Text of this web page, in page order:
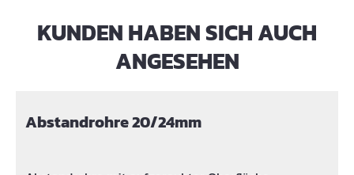
Produktgalerie überspringen
KUNDEN HABEN SICH AUCH
ANGESEHEN
Abstandrohre 20/24mm